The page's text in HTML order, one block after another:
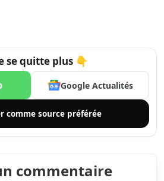
se quitte plus 👇
Google Actualités
comme source préférée
commentaire